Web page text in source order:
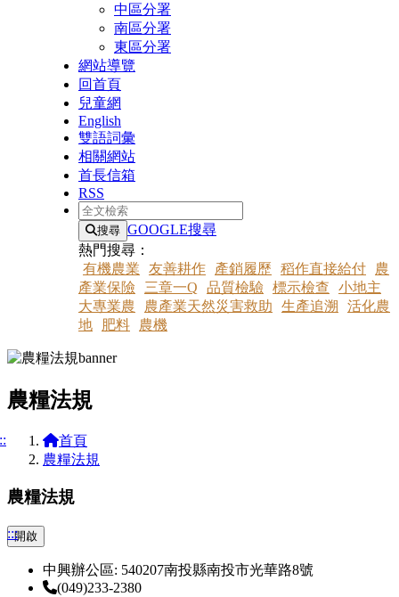
中區分署
南區分署
東區分署
網站導覽
回首頁
兒童網
English
雙語詞彙
相關網站
首長信箱
RSS
全文檢索
搜尋 GOOGLE搜尋
熱門搜尋：
有機農業
友善耕作 產銷履歷 稻作直接給付
農
產業保險
三章一Q 品質檢驗 標示檢查
小地主
大專業農
農產業天然災害救助 生產追溯
活化農
地
肥料 農機
農糧法規
首頁
農糧法規
農糧法規
:::開啟
中興辦公區: 540207南投縣南投市光華路8號
(049)233-2380